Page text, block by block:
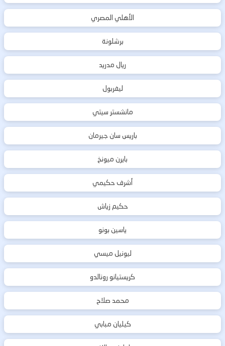
الأهلي المصري
برشلونة
ريال مدريد
ليفربول
مانشستر سيتي
باريس سان جيرمان
بايرن ميونخ
أشرف حكيمي
حكيم زياش
ياسين بونو
ليونيل ميسي
كريستيانو رونالدو
محمد صلاح
كيليان مبابي